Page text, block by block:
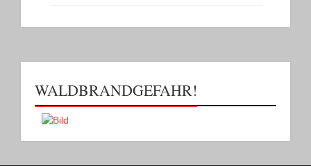
WALDBRANDGEFAHR!